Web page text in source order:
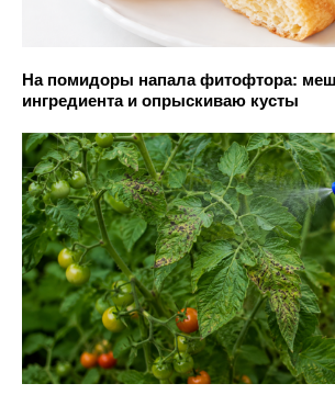
На помидоры напала фитофтора:
ингредиента и опрыскиваю кусты